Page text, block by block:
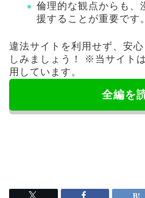
倫理的な観点からも、
援することが重要です。
違法サイトを利用せず、安
しみましょう！ ※当サイト
用しています。
全編を